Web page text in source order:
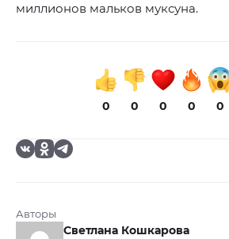
миллионов мальков муксуна.
0 0 0 0 0
Авторы
Светлана Кошкарова